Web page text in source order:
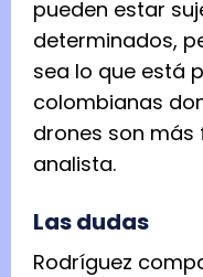
pueden estar
determinados,
sea lo que está
colombianas
drones son más
analista.
Las dudas
Rodríguez